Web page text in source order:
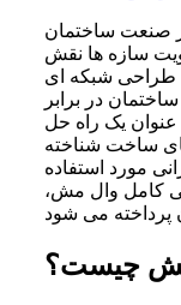
صنعت ساختمان
سازه ها نقش
طراحی شبکه ای
در برابر
یک راه حل
ساخت شناخته
مورد استفاده
کامل وال مش،
چیست؟